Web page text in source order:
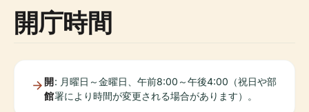
開庁時間
開
館
: 月曜日～金曜日、午前8:00～午後4:00（祝日や部
署により時間が変更される場合があります）。